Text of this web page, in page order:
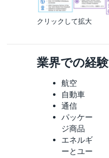
クリックして拡大
業界での経験
航空
自動車
通信
パッケー
ジ商品
エネルギ
ーとユー